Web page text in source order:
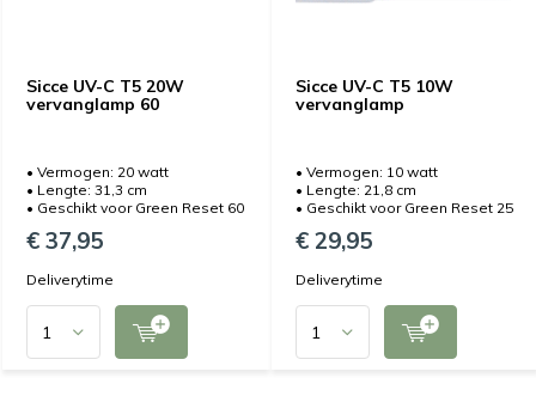
Sicce UV-C T5 20W
vervanglamp 60
• Vermogen: 20 watt
• Lengte: 31,3 cm
• Geschikt voor Green Reset 60
€ 37,95
Deliverytime
Sicce UV-C T5 10W
vervanglamp
• Vermogen: 10 watt
• Lengte: 21,8 cm
• Geschikt voor Green Reset 25
€ 29,95
Deliverytime